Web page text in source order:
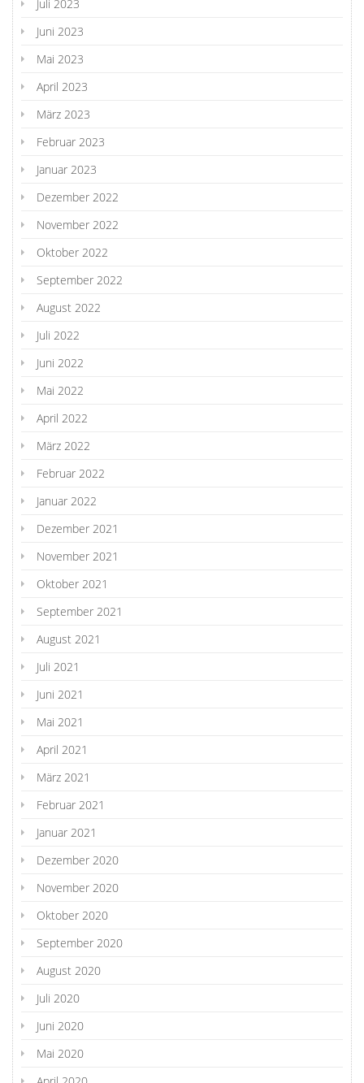
Juli 2023
Juni 2023
Mai 2023
April 2023
März 2023
Februar 2023
Januar 2023
Dezember 2022
November 2022
Oktober 2022
September 2022
August 2022
Juli 2022
Juni 2022
Mai 2022
April 2022
März 2022
Februar 2022
Januar 2022
Dezember 2021
November 2021
Oktober 2021
September 2021
August 2021
Juli 2021
Juni 2021
Mai 2021
April 2021
März 2021
Februar 2021
Januar 2021
Dezember 2020
November 2020
Oktober 2020
September 2020
August 2020
Juli 2020
Juni 2020
Mai 2020